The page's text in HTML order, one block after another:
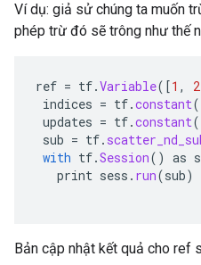
Ví dụ: giả sử chúng ta muốn
phép trừ đó sẽ trông như thế
ref = tf.Variable( [1 , 2
indices = tf.constant(
updates = tf.constant(
sub = tf.
with tf.Session() as
print sess . run(sub)
Bản cập nhật kết quả cho ref